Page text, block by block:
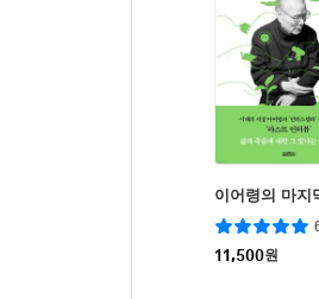
이어령의 마지
11,500원